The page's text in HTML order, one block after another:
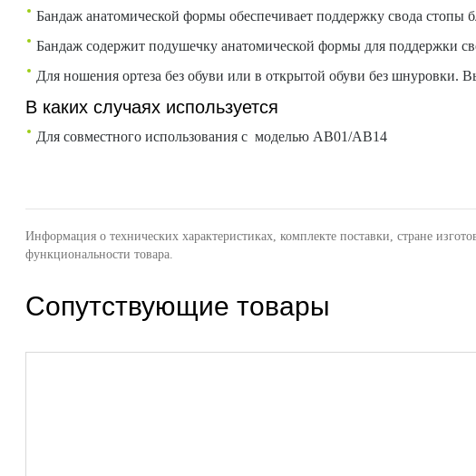
Бандаж анатомической формы обеспечивает поддержку свода стопы
Бандаж содержит подушечку анатомической формы для поддержки
Для ношения ортеза без обуви или в открытой обуви без
В каких случаях используется
Для совместного использования с моделью AB01/AB14
Информация о технических характеристиках, комплекте поставки, стране
функциональности товара.
Сопутствующие товары